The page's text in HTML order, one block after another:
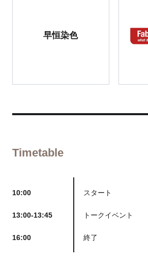
早恒染色
Timetable
10:00 スタート
13:00-13:45 トークイベント
16:00 終了